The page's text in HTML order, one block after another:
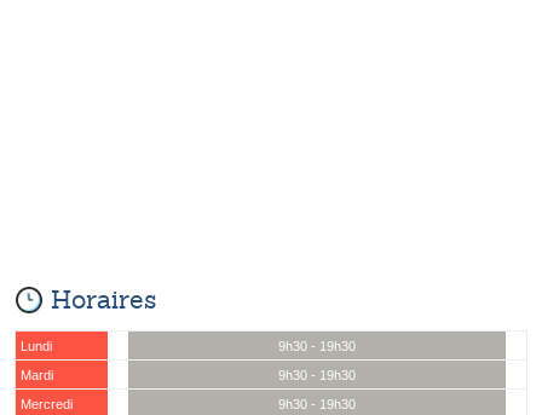
Horaires
Lundi
9h30 - 19h30
Mardi
9h30 - 19h30
Mercredi
9h30 - 19h30